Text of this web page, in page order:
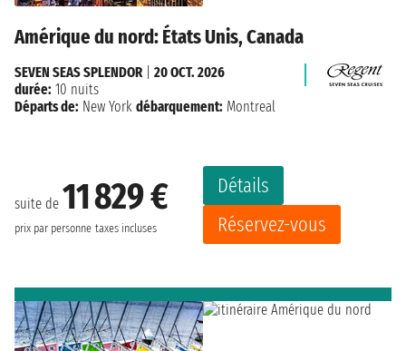
Amérique du nord: États Unis, Canada
suite de 11 829 €
prix par personne taxes incluses
Détails
Réservez-vous
SEVEN SEAS SPLENDOR| 20 OCT. 2026
durée: 10 nuits
Départs de: New York débarquement: Montreal